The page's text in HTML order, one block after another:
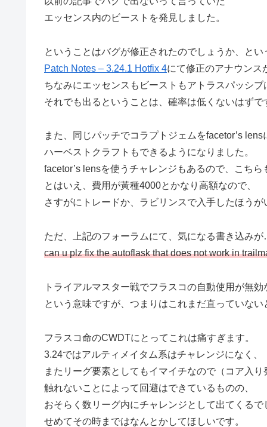
エッセンス内のビーストを発見しました。
ということはバグが修正されたのでしょうか、と
Patch Notes – 3.24.1 Hotfix 4にて修正のアナウンス
ちなみにエッセンスもビーストもアトラスパッシ
それでも出るということは、確率は低くないはずで
また、同じパッチでコラプトジェムをfacetor’s lens
ハーベストクラフトもできるようになりました。
facetor’s lensを使うチャレンジもあるので、こちら
とはいえ、費用が黃種4000とかなり高額なので、
さすがにトレードか、ラビリンスで入手したほうが
ただ、上記のフォーラムにて、気になる書き込み
can u plz fix the autoflask that does not work in
トライアルマスター戦でフラスコの自動使用が無
という意味ですが、つまりはこれまだ直っていな
フラスコ命のCWDTにとってこれは痛すぎます。
3.24ではアルティメイタム系はチャレンジになく、
またリーグ要素としてもイマイチなので（コア入
触れないことによって回避はできているものの、
おそらく数リーグ内にチャレンジとして出てくるで
せめてその時まではなんとかしてほしいです。